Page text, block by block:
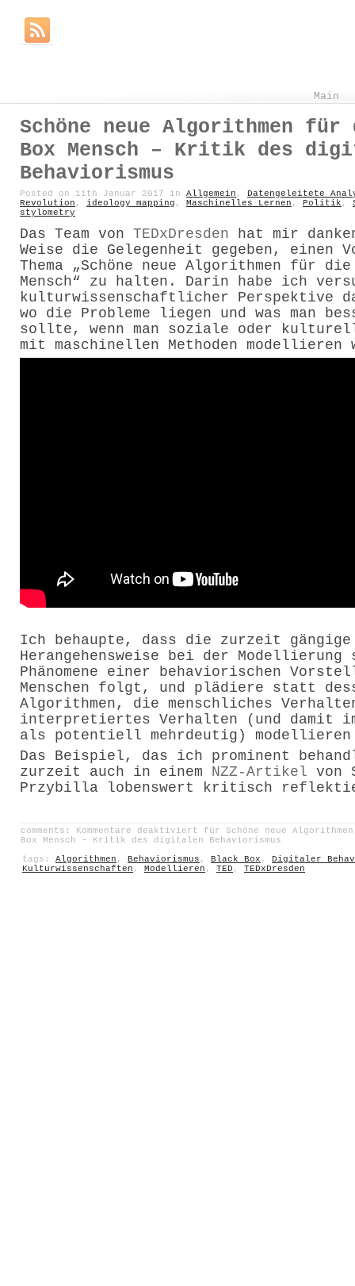
Main
Schöne neue Algorithmen
Box Mensch – Kritik des
Behaviorismus
Posted on 11th Januar 2017 in Allgemein , Datengeleitete
Revolution , ideology mapping , Maschinelles Lernen , Politik ,
stylometry
Das Team von TEDxDresden hat mir
Weise die Gelegenheit gegeben, einen
Thema „Schöne neue Algorithmen für
Mensch“ zu halten. Darin habe ich
kulturwissenschaftlicher Perspektive
wo die Probleme liegen und was man
sollte, wenn man soziale oder kulturelle
mit maschinellen Methoden
Ich behaupte, dass die zurzeit gängige
Herangehensweise bei der
Phänomene einer behaviorischen
Menschen folgt, und plädiere statt
Algorithmen, die menschliches
interpretiertes Verhalten (und damit
als potentiell mehrdeutig)
Das Beispiel, das ich prominent
zurzeit auch in einem NZZ-Artikel von
Przybilla lobenswert kritisch
comments: Kommentare deaktiviert für Schöne neue
Box Mensch – Kritik des digitalen Behaviorismus
tags: Algorithmen , Behaviorismus , Black Box , Digitaler
Kulturwissenschaften , Modellieren , TED , TEDxDresden